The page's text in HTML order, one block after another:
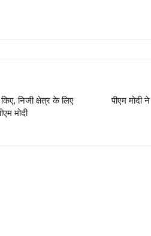
निजी क्षेत्र के लिए
मोदी
पीएम मोदी